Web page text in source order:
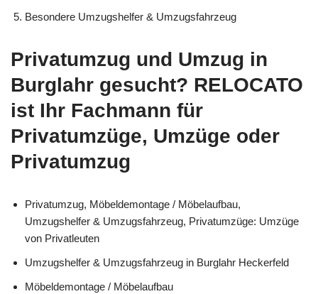
Besondere Umzugshelfer & Umzugsfahrzeug
Privatumzug und Umzug in
Burglahr gesucht? RELOCATO
ist Ihr Fachmann für
Privatumzüge, Umzüge oder
Privatumzug
Privatumzug, Möbeldemontage / Möbelaufbau,
Umzugshelfer & Umzugsfahrzeug, Privatumzüge: Umzüge
von Privatleuten
Umzugshelfer & Umzugsfahrzeug in Burglahr Heckerfeld
Möbeldemontage / Möbelaufbau